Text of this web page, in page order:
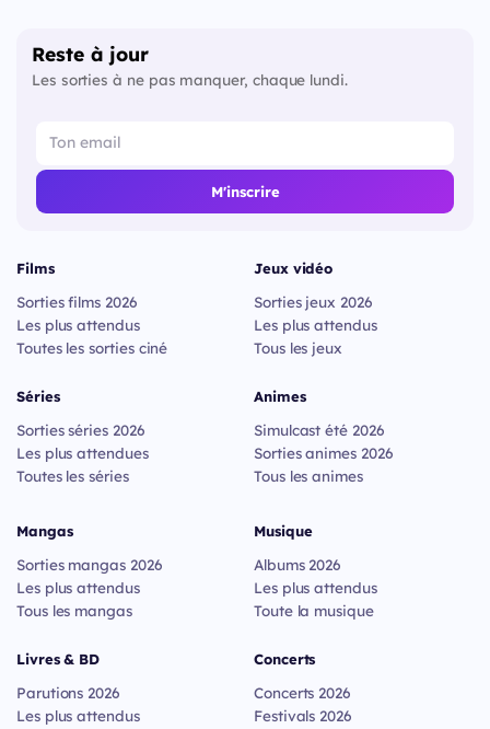
Reste à jour
Les sorties à ne pas manquer, chaque lundi.
M'inscrire
Films
Sorties films 2026
Les plus attendus
Toutes les sorties ciné
Séries
Sorties séries 2026
Les plus attendues
Toutes les séries
Jeux vidéo
Sorties jeux 2026
Les plus attendus
Tous les jeux
Animes
Simulcast été 2026
Sorties animes 2026
Tous les animes
Mangas
Sorties mangas 2026
Les plus attendus
Tous les mangas
Livres & BD
Parutions 2026
Les plus attendus
Musique
Albums 2026
Les plus attendus
Toute la musique
Concerts
Concerts 2026
Festivals 2026